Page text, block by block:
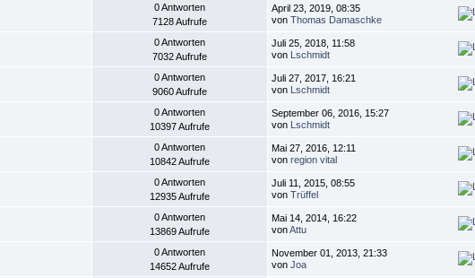
0 Antworten
7128 Aufrufe
April 23, 2019, 08:35
von Thomas Damaschke
0 Antworten
7032 Aufrufe
Juli 25, 2018, 11:58
von Lschmidt
0 Antworten
9060 Aufrufe
Juli 27, 2017, 16:21
von Lschmidt
0 Antworten
10397 Aufrufe
September 06, 2016, 15:27
von Lschmidt
0 Antworten
10842 Aufrufe
Mai 27, 2016, 12:11
von region vital
0 Antworten
12935 Aufrufe
Juli 11, 2015, 08:55
von Trüffel
0 Antworten
13869 Aufrufe
Mai 14, 2014, 16:22
vonAttu
0 Antworten
14652 Aufrufe
November 01, 2013, 21:33
von Joa